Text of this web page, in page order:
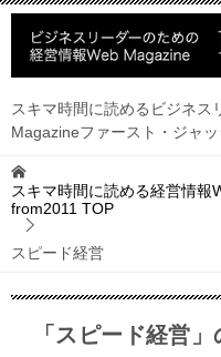
スキマ時間に読めるビジネス
Magazineファースト・ジャ
スキマ時間に読める経営情
from2011 TOP
スピード経営
「スピード経営